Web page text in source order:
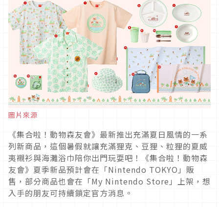
圖片來源
《集合啦！動物森友會》最新推出充滿夏日風情的一系
列新商品，這個暑假就讓充滿狸克、豆狸、粒狸的夏威
夷襯衫與海灘浴巾陪你出門玩耍吧！《集合啦！動物森
友會》夏季新品預計會在「Nintendo TOKYO」販
售，部分商品也會在「My Nintendo Store」上架，想
入手的朋友可持續鎖定官方消息。